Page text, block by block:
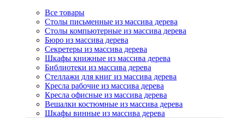
Все товары
Столы письменные из массива дерева
Столы компьютерные из массива дерева
Бюро из массива дерева
Секретеры из массива дерева
Шкафы книжные из массива дерева
Библиотеки из массива дерева
Стеллажи для книг из массива дерева
Кресла рабочие из массива дерева
Кресла офисные из массива дерева
Вешалки костюмные из массива дерева
Шкафы винные из массива дерева